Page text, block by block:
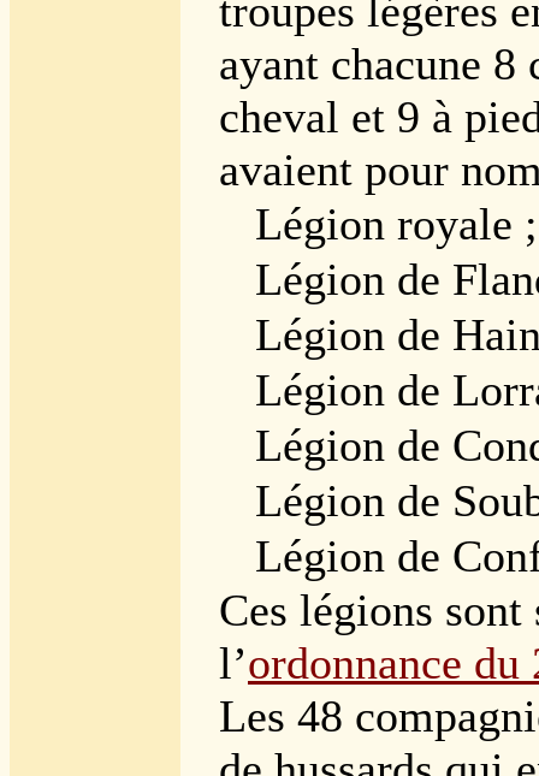
troupes légères
ayant chacune 8
cheval et 9 à
avaient pour
Légion royale ;
Légion de
Légion de
Légion de
Légion de
Légion de
Légion de
Ces légions sont
l’ordonnance du
Les 48